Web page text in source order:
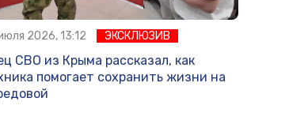
2026, 13:12 ЭКСКЛЮЗИВ
СВО из Крыма рассказал, как
помогает сохранить жизни на